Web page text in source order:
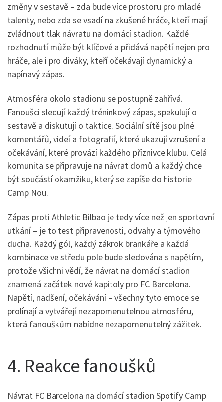
změny v sestavě – zda bude více prostoru pro mladé
talenty, nebo zda se vsadí na zkušené hráče, kteří mají
zvládnout tlak návratu na domácí stadion. Každé
rozhodnutí může být klíčové a přidává napětí nejen pro
hráče, ale i pro diváky, kteří očekávají dynamický a
napínavý zápas.
Atmosféra okolo stadionu se postupně zahřívá.
Fanoušci sledují každý tréninkový zápas, spekulují o
sestavě a diskutují o taktice. Sociální sítě jsou plné
komentářů, videí a fotografií, které ukazují vzrušení a
očekávání, které provází každého příznivce klubu. Celá
komunita se připravuje na návrat domů a každý chce
být součástí okamžiku, který se zapíše do historie
Camp Nou.
Zápas proti Athletic Bilbao je tedy více než jen sportovní
utkání – je to test připravenosti, odvahy a týmového
ducha. Každý gól, každý zákrok brankáře a každá
kombinace ve středu pole bude sledována s napětím,
protože všichni vědí, že návrat na domácí stadion
znamená začátek nové kapitoly pro FC Barcelona.
Napětí, nadšení, očekávání – všechny tyto emoce se
prolínají a vytvářejí nezapomenutelnou atmosféru,
která fanouškům nabídne nezapomenutelný zážitek.
4. Reakce fanoušků
Návrat FC Barcelona na domácí stadion Spotify Camp